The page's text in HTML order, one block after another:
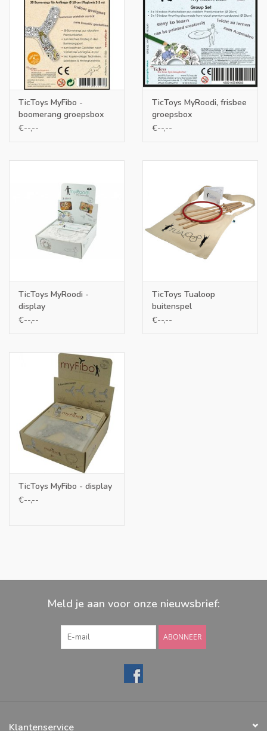
TicToys MyFibo -
boomerang groepsbox
€--,--
TicToys MyRoodi, frisbee
groepsbox
€--,--
TicToys MyRoodi -
display
€--,--
TicToys Tualoop
buitenspel
€--,--
TicToys MyFibo - display
€--,--
Meld je aan voor onze nieuwsbrief:
ABONNEER
Klantenservice